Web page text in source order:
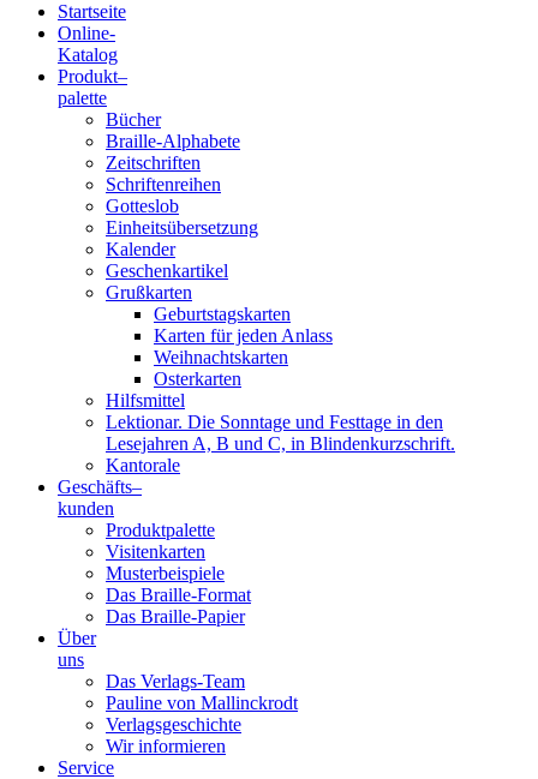
Blindenschrift-
Verlag
Druckerei
gGmbH
Startseite
Online-
Katalog
Produkt–
palette
Bücher
Braille-Alphabete
Zeitschriften
Schriftenreihen
Gotteslob
Einheitsübersetzung
Kalender
Geschenkartikel
Grußkarten
Geburtstagskarten
Karten für jeden Anlass
Weihnachtskarten
Osterkarten
Hilfsmittel
Lektionar. Die Sonntage und Festtage in den
Lesejahren A, B und C, in Blindenkurzschrift.
Kantorale
Geschäfts­–
kunden
Produktpalette
Visitenkarten
Musterbeispiele
Das Braille-Format
Das Braille-Papier
Über
uns
Das Verlags-Team
Pauline von Mallinckrodt
Verlagsgeschichte
Wir informieren
Service